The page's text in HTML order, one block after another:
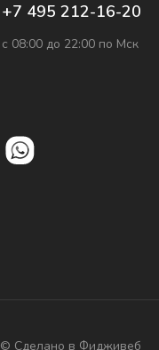
+7 495 212-16-20
с 08:00 до 22:00 по Мск
© Сделано в Фидживеб